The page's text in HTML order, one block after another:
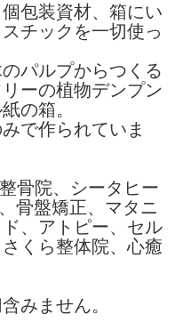
包装資材、箱にい
チックを一切使っ
パルプからつくる
ーの植物デンプン
の箱。
で作られていま
みません。